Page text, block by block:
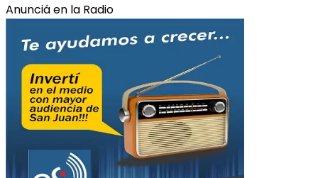
Anunciá en la Radio